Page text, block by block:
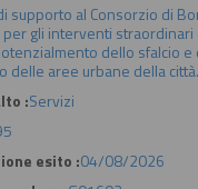
supporto al Consorzio di
per gli interventi
dello sfalcio e
delle aree urbane della città.
:Servizi
esito :04/08/2026